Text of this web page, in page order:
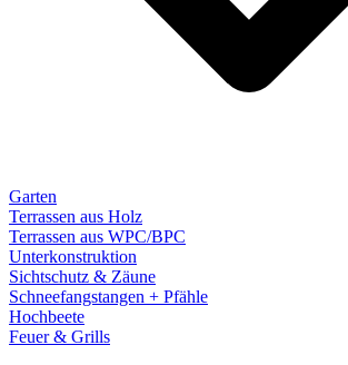
Garten
Terrassen aus Holz
Terrassen aus WPC/BPC
Unterkonstruktion
Sichtschutz & Zäune
Schneefangstangen + Pfähle
Hochbeete
Feuer & Grills